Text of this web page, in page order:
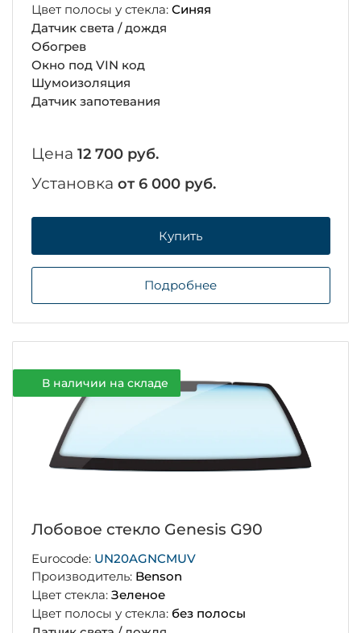
Цвет полосы у стекла: Синяя
Датчик света / дождя
Обогрев
Окно под VIN код
Шумоизоляция
Датчик запотевания
Цена 12 700 руб.
Установка от 6 000 руб.
Купить
Подробнее
В наличии на складе
Лобовое стекло Genesis G90
Eurocode: UN20AGNCMUV
Производитель: Benson
Цвет стекла: Зеленое
Цвет полосы у стекла: без полосы